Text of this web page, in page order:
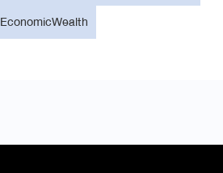
EconomicWealth